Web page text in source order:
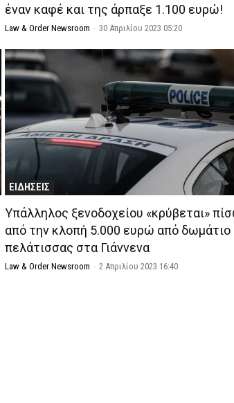
έναν καφέ και της άρπαξε 1.100 ευρώ!
Law & Order Newsroom - 30 Απριλίου 2023 05:20
ΕΙΔΗΣΕΙΣ
Υπάλληλος ξενοδοχείου «κρύβεται»
από την κλοπή 5.000 ευρώ από δωμάτιο
πελάτισσας στα Γιάννενα
Law & Order Newsroom - 2 Απριλίου 2023 16:40